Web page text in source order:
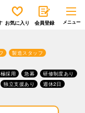
お気に入り 会員登録
製造スタッフ
採用 急募
研修制度あり
独立支援あり
週休2日